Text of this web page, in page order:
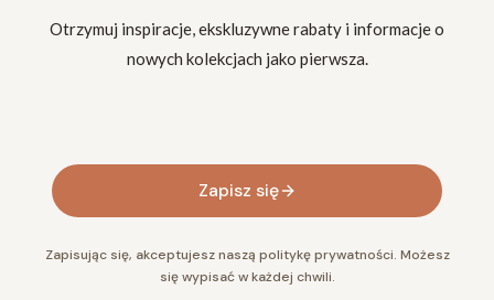
Otrzymuj inspiracje, ekskluzywne rabaty i informacje o
nowych kolekcjach jako pierwsza.
Zapisz się
Zapisując się, akceptujesz naszą politykę prywatności. Możesz
się wypisać w każdej chwili.